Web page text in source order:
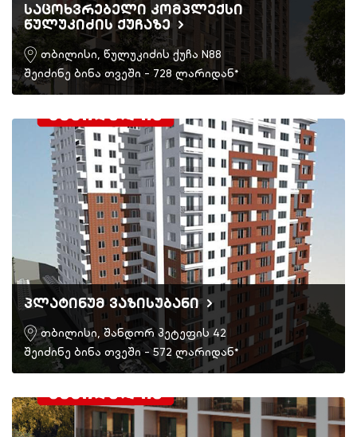
საცოხვრებელი კომპლექსი
წულუკიძის ქუჩაზე
თბილისი, წულუკიძის ქუჩა N88
შეიძინე ბინა თვეში - 728 ლარიდან*
პლატინუმ ვაზისუბანი
თბილისი, შანდორ პეტეფის 42
შეიძინე ბინა თვეში - 572 ლარიდან*